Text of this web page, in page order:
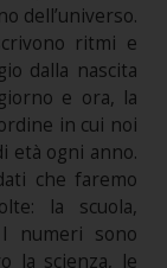
dell’universo.
ritmi e
dalla nascita
e ora, la
in cui noi
età ogni anno.
che faremo
la scuola,
I numeri sono
la scienza, le